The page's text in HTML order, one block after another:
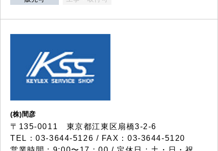
(株)間彦
〒135-0011 東京都江東区扇橋3-2-6
TEL：03-3644-5126 / FAX：03-3644-5120